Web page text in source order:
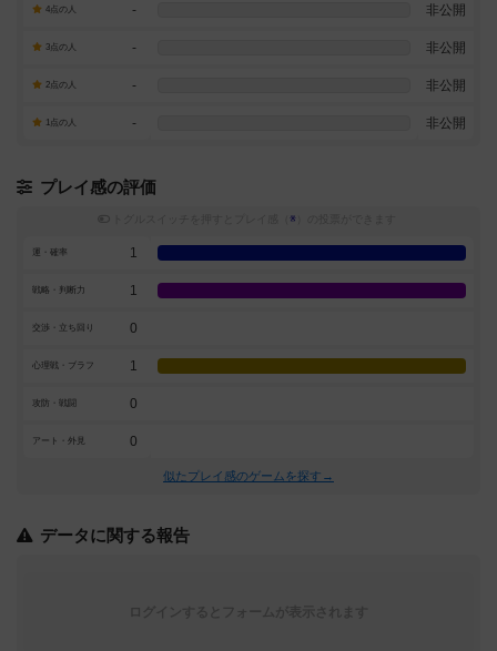
4点の人 - 非公開
3点の人 - 非公開
2点の人 - 非公開
1点の人 - 非公開
プレイ感の評価
※
運・確率 1
戦略・判断力 1
交渉・立ち回り 0
心理戦・ブラフ 1
攻防・戦闘 0
アート・外見 0
似たプレイ感のゲームを探す→
データに関する報告